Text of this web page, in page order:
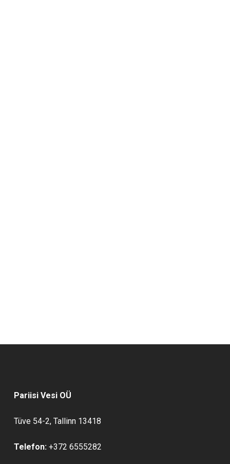
Pariisi Vesi OÜ
Tüve 54-2, Tallinn 13418
Telefon: +372 6555282